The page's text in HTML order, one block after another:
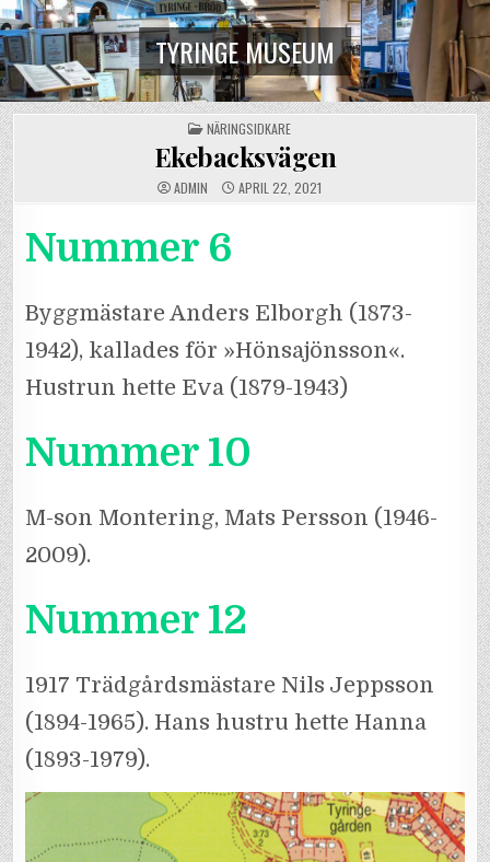
Skip
to
content
TYRINGE MUSEUM
POSTED
IN
NÄRINGSIDKARE
Ekebacksvägen
ADMIN APRIL 22, 2021
Nummer 6
Byggmästare Anders Elborgh (1873-
1942), kallades för »Hönsajönsson«.
Hustrun hette Eva (1879-1943)
Nummer 10
M-son Montering, Mats Persson (1946-
2009).
Nummer 12
1917 Trädgårdsmästare Nils Jeppsson
(1894-1965). Hans hustru hette Hanna
(1893-1979).